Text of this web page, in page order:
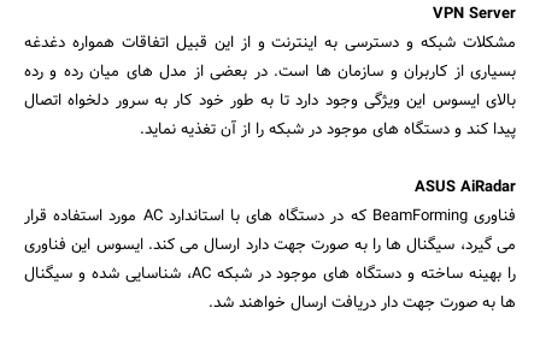
VPN Server
مشکلات شبکه و دسترسی به اینترنت و از این قبیل اتفاقات همواره دغدغه
بسیاری از کاربران و سازمان ها است. در بعضی از مدل های میان رده و رده
بالای ایسوس این ویژگی وجود دارد تا به طور خود کار به سرور دلخواه اتصال
پیدا کند و دستگاه های موجود در شبکه را از آن تغذیه نماید.
ASUS AiRadar
فناوری BeamForming که در دستگاه های با استاندارد AC مورد استفاده قرار
می گیرد، سیگنال ها را به صورت جهت دارد ارسال می کند. ایسوس این فناوری
را بهینه ساخته و دستگاه های موجود در شبکه AC، شناسایی شده و سیگنال
ها به صورت جهت دار دریافت ارسال خواهند شد.